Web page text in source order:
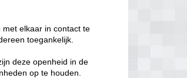
elkaar in contact te
toegankelijk.
deze openheid in de
op te houden.